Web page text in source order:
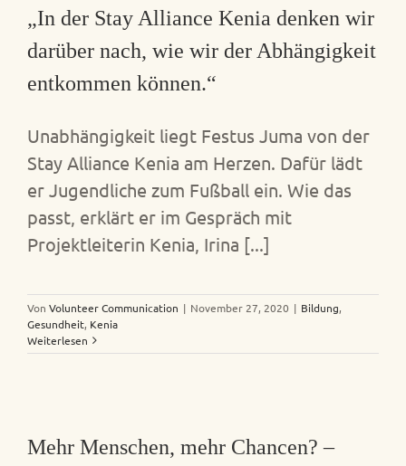
„In der Stay Alliance Kenia denken wir
darüber nach, wie wir der Abhängigkeit
entkommen können.“
Unabhängigkeit liegt Festus Juma von der
Stay Alliance Kenia am Herzen. Dafür lädt
er Jugendliche zum Fußball ein. Wie das
passt, erklärt er im Gespräch mit
Projektleiterin Kenia, Irina [...]
Von Volunteer Communication | November 27, 2020 | Bildung,
Gesundheit, Kenia
Weiterlesen
Mehr Menschen, mehr Chancen? –